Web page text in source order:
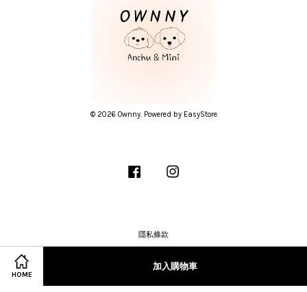
HOME
加入購物車
© 2026 Ownny. Powered by EasyStore
Facebook
隱私條款